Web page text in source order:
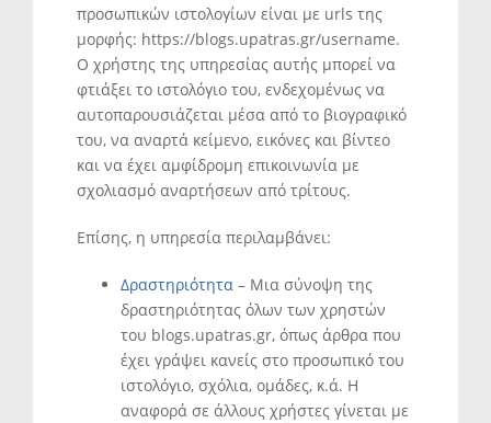
προσωπικών ιστολογίων είναι με urls της
μορφής: https://blogs.upatras.gr/username.
Ο χρήστης της υπηρεσίας αυτής μπορεί να
φτιάξει το ιστολόγιο του, ενδεχομένως να
αυτοπαρουσιάζεται μέσα από το βιογραφικό
του, να αναρτά κείμενο, εικόνες και βίντεο
και να έχει αμφίδρομη επικοινωνία με
σχολιασμό αναρτήσεων από τρίτους.
Επίσης, η υπηρεσία περιλαμβάνει:
Δραστηριότητα – Μια σύνοψη της
δραστηριότητας όλων των χρηστών
του blogs.upatras.gr, όπως άρθρα που
έχει γράψει κανείς στο προσωπικό του
ιστολόγιο, σχόλια, ομάδες, κ.ά. Η
αναφορά σε άλλους χρήστες γίνεται με